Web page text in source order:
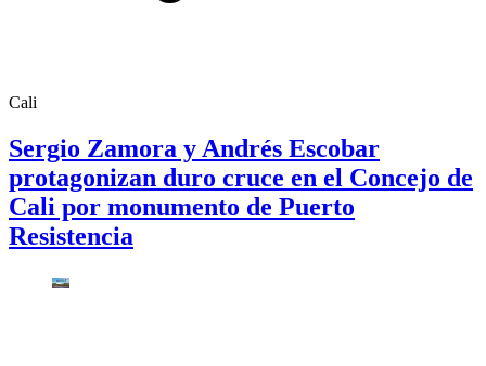
Cali
Sergio Zamora y Andrés Escobar
protagonizan duro cruce en el Concejo de
Cali por monumento de Puerto
Resistencia